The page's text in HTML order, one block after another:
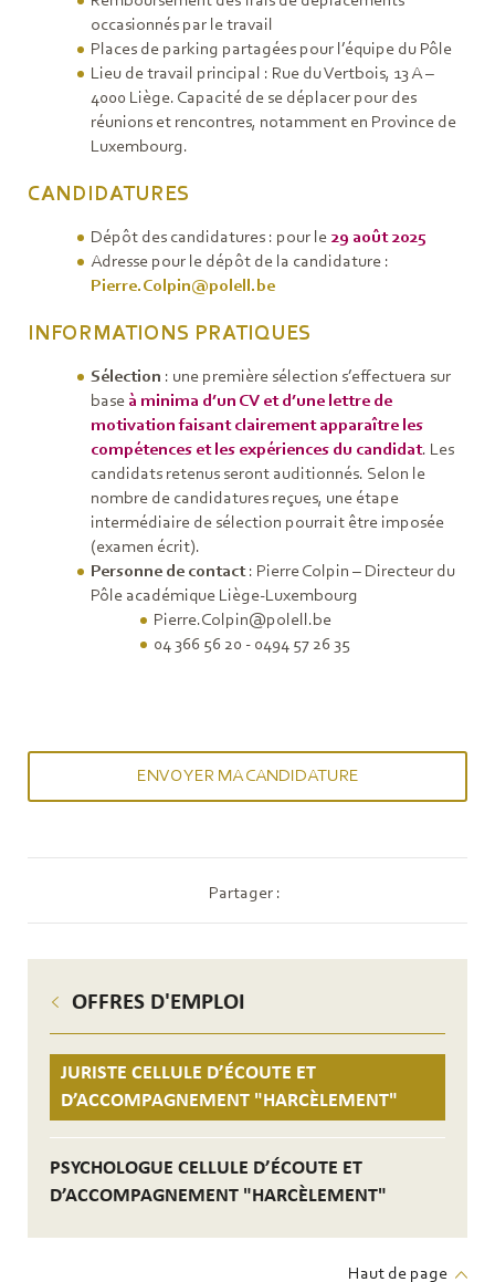
OFFRES D'EMPLOI
JURISTE CELLULE D’ÉCOUTE ET
D’ACCOMPAGNEMENT "HARCÈLEMENT"
PSYCHOLOGUE CELLULE D’ÉCOUTE ET
D’ACCOMPAGNEMENT "HARCÈLEMENT"
occasionnés par le travail
Places de parking partagées pour l’équipe du Pôle
Lieu de travail principal : Rue du Vertbois, 13 A –
4000 Liège. Capacité de se déplacer pour des
réunions et rencontres, notamment en Province de
Luxembourg.
CANDIDATURES
Dépôt des candidatures : pour le29 août 2025
Adresse pour le dépôt de la candidature :
Pierre.Colpin@polell.be
INFORMATIONS PRATIQUES
Sélection : une première sélection s’effectuera sur
base à minima d’un CV et d’une lettre de
motivation faisant clairement apparaître les
compétences et les expériences du candidat. Les
candidats retenus seront auditionnés. Selon le
nombre de candidatures reçues, une étape
intermédiaire de sélection pourrait être imposée
(examen écrit).
Personne de contact: Pierre Colpin – Directeur du
Pôle académique Liège-Luxembourg
Pierre.Colpin@polell.be
04 366 56 20 - 0494 57 26 35
ENVOYER MA CANDIDATURE
Partager :
Haut de page